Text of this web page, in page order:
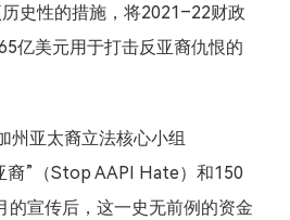
史性的措施，将2021–22财政
亿美元用于打击反亚裔仇恨的
州亚太裔立法核心小组
裔”（Stop AAPI Hate）和150
的宣传后，这一史无前例的资金